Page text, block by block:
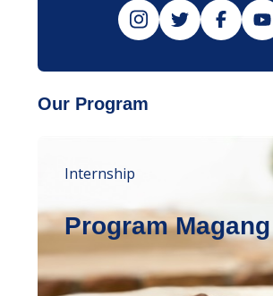
Our Program
Internship
Program Magang